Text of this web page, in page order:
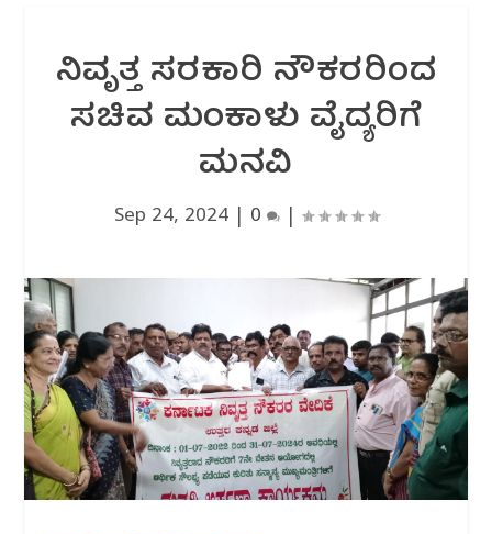
ನಿವೃತ್ತ ಸರಕಾರಿ ನೌಕರರಿಂದ
ಸಚಿವ ಮಂಕಾಳು ವೈದ್ಯರಿಗೆ
ಮನವಿ
Sep 24, 2024| 0 |